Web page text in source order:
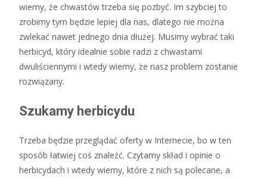
wiemy, że chwastów trzeba się pozbyć. Im szybciej to
zrobimy tym będzie lepiej dla nas, dlatego nie można
zwlekać nawet jednego dnia dłużej. Musimy wybrać taki
herbicyd, który idealnie sobie radzi z chwastami
dwuliściennymi i wtedy wiemy, że nasz problem zostanie
rozwiązany.
Szukamy herbicydu
Trzeba będzie przeglądać oferty w Internecie, bo w ten
sposób łatwiej coś znaleźć. Czytamy skład i opinie o
herbicydach i wtedy wiemy, które z nich są polecane, a